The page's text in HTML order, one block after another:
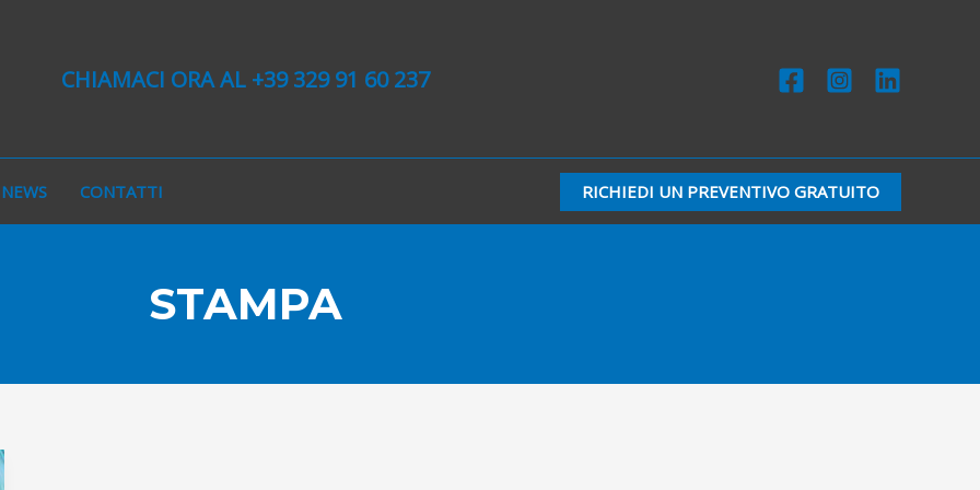
CHIAMACI ORA AL +39 329 91 60 237
NEWS CONTATTI RICHIEDI UN PREVENTIVO GRATUITO
STAMPA